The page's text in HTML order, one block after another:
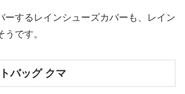
ーするレインシューズカバーも、レイン
です。
バッグ クマ